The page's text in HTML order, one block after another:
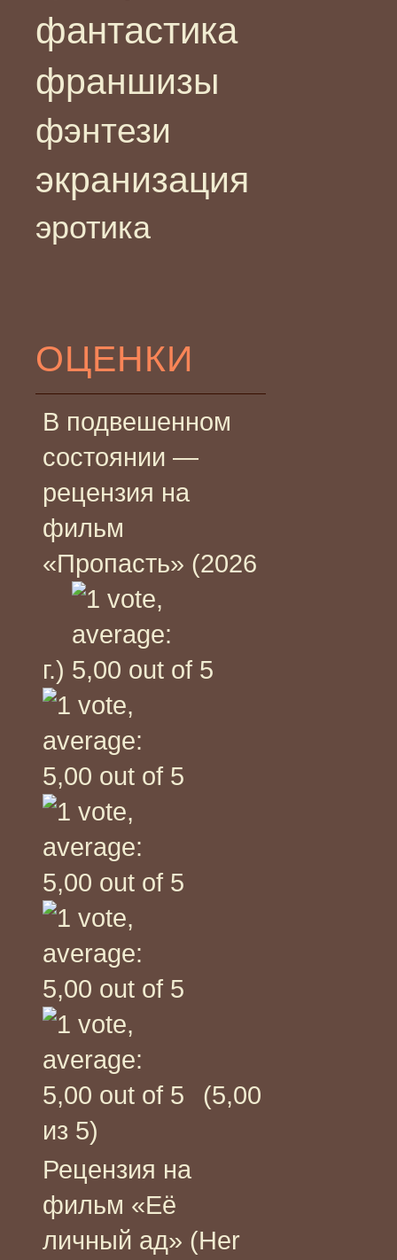
фантастика
франшизы
фэнтези
экранизация
эротика
ОЦЕНКИ
В подвешенном
состоянии —
рецензия на
фильм
«Пропасть» (2026
г.)
(5,00
из 5)
Рецензия на
фильм «Её
личный ад» (Her